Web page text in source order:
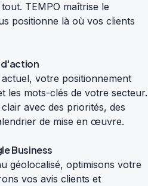
TEMPO maîtrise le
positionne là où vos clients
d'action
votre positionnement
les mots-clés de votre secteur.
avec des priorités, des
de mise en œuvre.
Business
géolocalisé, optimisons votre
vos avis clients et